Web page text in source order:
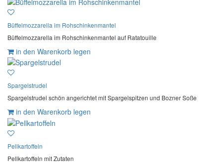
Büffelmozzarella im Rohschinkenmantel
Büffelmozzarella im Rohschinkenmantel auf Ratatouille
in den Warenkorb legen
Spargelstrudel
Spargelstrudel schön angerichtet mit Spargelspitzen und Bozner Soße
in den Warenkorb legen
Pellkartoffeln
Pellkartoffeln mit Zutaten